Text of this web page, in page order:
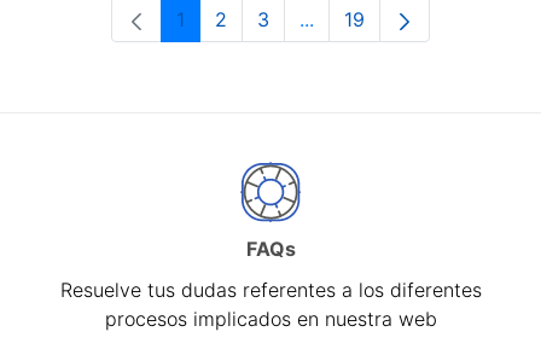
Página
1 Página
2 Página
3 ...Páginas intermedias Use
Página
19
FAQs
Resuelve tus dudas referentes a los diferentes
procesos implicados en nuestra web